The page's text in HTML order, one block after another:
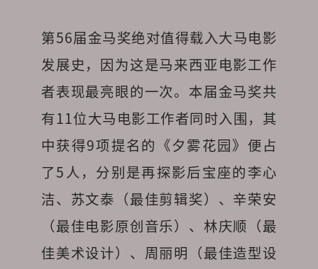
第56届金马奖绝对值得载入大马电影
发展史，因为这是马来西亚电影工作
者表现最亮眼的一次。本届金马奖共
有11位大马电影工作者同时入围，其
中获得9项提名的《夕雾花园》便占
了5人，分别是再探影后宝座的李心
洁、苏文泰（最佳剪辑奖）、辛荣安
（最佳电影原创音乐）、林庆顺（最
佳美术设计）、周丽明（最佳造型设